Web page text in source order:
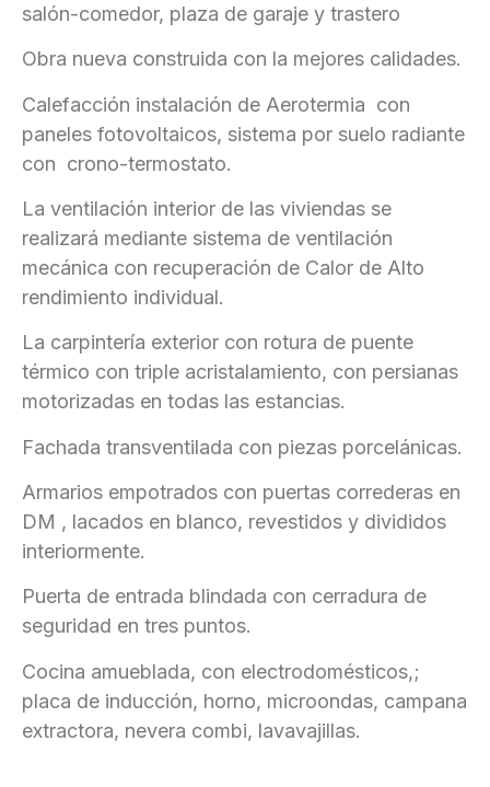
salón-comedor, plaza de garaje y trastero
Obra nueva construida con la mejores calidades.
Calefacción instalación de Aerotermia con
paneles fotovoltaicos, sistema por suelo radiante
con crono-termostato.
La ventilación interior de las viviendas se
realizará mediante sistema de ventilación
mecánica con recuperación de Calor de Alto
rendimiento individual.
La carpintería exterior con rotura de puente
térmico con triple acristalamiento, con persianas
motorizadas en todas las estancias.
Fachada transventilada con piezas porcelánicas.
Armarios empotrados con puertas correderas en
DM , lacados en blanco, revestidos y divididos
interiormente.
Puerta de entrada blindada con cerradura de
seguridad en tres puntos.
Cocina amueblada, con electrodomésticos,;
placa de inducción, horno, microondas, campana
extractora, nevera combi, lavavajillas.